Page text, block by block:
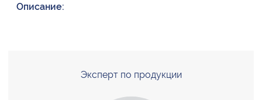
Описание:
Эксперт по продукции